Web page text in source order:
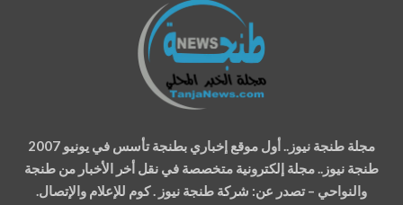
مجلة طنجة نيوز.. أول موقع إخباري بطنجة تأسس في يونيو 2007
طنجة نيوز.. مجلة إلكترونية متخصصة في نقل أخر الأخبار من طنجة
والنواحي – تصدر عن: شركة طنجة نيوز . كوم للإعلام والإتصال.